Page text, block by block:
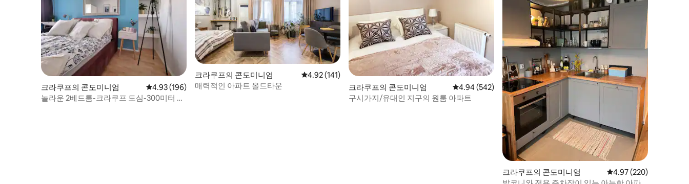
크라쿠프의 콘도미니엄 평점 4.93점(5점 만점), 후기 196개
4.93 (196)
놀라운 2베드룸-크라쿠프 도심-300미터 메
크라쿠프의 콘도미니엄 평점 4.92점(5점 만점), 후기 141개
4.92 (141)
매력적인 아파트 올드타운
크라쿠프의 콘도미니엄 평점 4.94점(5점 만점), 후기 542개
4.94 (542)
구시가지/유대인 지구의 원룸 아파트
크라쿠프의 콘도미니엄 평점 4.97점(5점 만점),
4.97 (220)